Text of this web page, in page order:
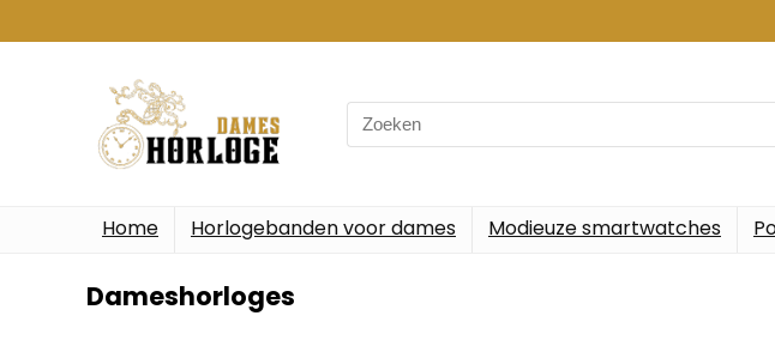
Search
for:
Home Horlogebanden voor dames Modieuze smartwatches
Dameshorloges